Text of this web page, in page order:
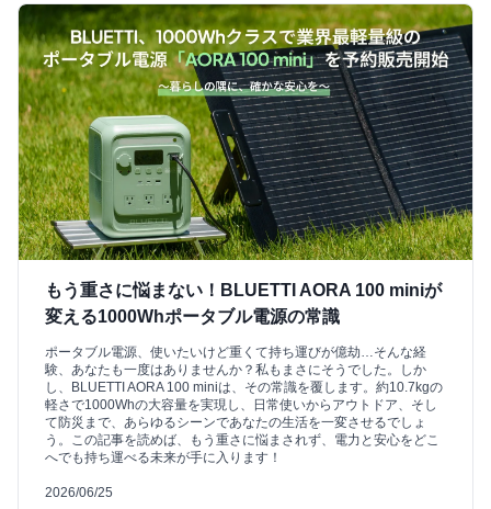
もう重さに悩まない！BLUETTI AORA 100 miniが
変える1000Whポータブル電源の常識
ポータブル電源、使いたいけど重くて持ち運びが億劫…そんな経
験、あなたも一度はありませんか？私もまさにそうでした。しか
し、BLUETTI AORA 100 miniは、その常識を覆します。約10.7kgの
軽さで1000Whの大容量を実現し、日常使いからアウトドア、そし
て防災まで、あらゆるシーンであなたの生活を一変させるでしょ
う。この記事を読めば、もう重さに悩まされず、電力と安心をどこ
へでも持ち運べる未来が手に入ります！
2026/06/25